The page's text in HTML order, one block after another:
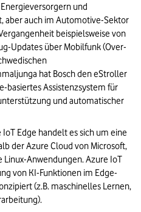
und
aber auch im Automotive-Sektor
beispielsweise von
Updates über Mobilfunk (Over-
hat Bosch den eStroller
basiertes Assistenzsystem für
und automatischer
IoT Edge handelt es sich um eine
der Azure Cloud von Microsoft,
Anwendungen. Azure IoT
von KI-Funktionen im Edge-
(z.B. maschinelles Lernen,